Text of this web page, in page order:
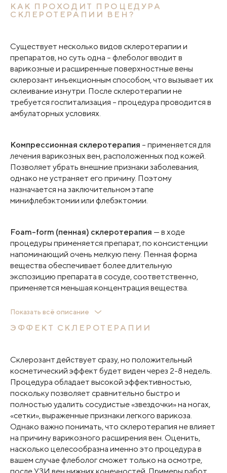
КАК ПРОХОДИТ ПРОЦЕДУРА
СКЛЕРОТЕРАПИИ ВЕН?
Существует несколько видов склеротерапии и
препаратов, но суть одна – флеболог вводит в
варикозные и расширенные поверхностные вены
склерозант инъекционным способом, что вызывает их
склеивание изнутри. После склеротерапии не
требуется госпитализация – процедура проводится в
амбулаторных условиях.
Компрессионная склеротерапия – применяется для
лечения варикозных вен, расположенных под кожей.
Позволяет убрать внешние признаки заболевания,
однако не устраняет его причину. Поэтому
назначается на заключительном этапе
минифлебэктомии или флебэктомии.
Foam-form (пенная) склеротерапия — в ходе
процедуры применяется препарат, по консистенции
напоминающий очень мелкую пену. Пенная форма
вещества обеспечивает более длительную
экспозицию препарата в сосуде, соответственно,
применяется меньшая концентрация вещества.
ЭХО-склеротерапия
– склерозирование проводится
расположенные деформированные вены. Методика
использует катетер, чтобы ввести препарат).
Микросклеротерапия— метод используется для
лечения сосудистых «звездочек» и «сеточек». Врач-
флеболог делает много микроинъекций на
пораженном участке кожи. Микросклеротерапия
позволяет удалить венозную сетку полностью,
процедура отличается высокой эффективностью.
Чаще всего используется вещество в пенообразной
Показать всё описание
ЭФФЕКТ СКЛЕРОТЕРАПИИ
Склерозант действует сразу, но положительный
косметический эффект будет виден через 2-8 недель.
Процедура обладает высокой эффективностью,
поскольку позволяет сравнительно быстро и
полностью удалить сосудистые «звездочки» на ногах,
«сетки», выраженные признаки легкого варикоза.
Однако важно понимать, что склеротерапия не влияет
на причину варикозного расширения вен. Оценить,
насколько целесообразна именно это процедура в
вашем случае флеболог сможет только на осмотре,